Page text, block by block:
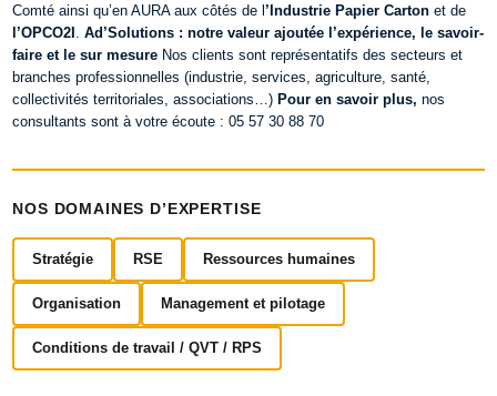
Comté ainsi qu’en AURA aux côtés de l’Industrie Papier Carton et de
l’OPCO2I .Ad’Solutions : notre valeur ajoutée l’expérience, le savoir-
faire et le sur mesure Nos clients sont représentatifs des secteurs et
branches professionnelles (industrie, services, agriculture, santé,
collectivités territoriales, associations…) Pour en savoir plus, nos
consultants sont à votre écoute : 05 57 30 88 70
NOS DOMAINES D’EXPERTISE
Stratégie RSE Ressources humaines
Organisation Management et pilotage
Conditions de travail / QVT / RPS